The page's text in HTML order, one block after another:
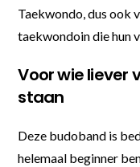
Taekwondo, dus ook
taekwondoin die hun
Voor wie liever
staan
Deze budoband is
helemaal beginner